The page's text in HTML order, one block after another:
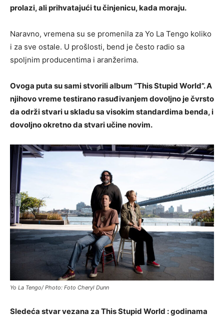
prolazi, ali prihvatajući tu činjenicu, kada moraju.
Naravno, vremena su se promenila za Yo La Tengo koliko
i za sve ostale. U prošlosti, bend je često radio sa
spoljnim producentima i aranžerima.
Ovoga puta su sami stvorili album “This Stupid World”. A
njihovo vreme testirano rasuđivanjem dovoljno je čvrsto
da održi stvari u skladu sa visokim standardima benda, i
dovoljno okretno da stvari učine novim.
Yo La Tengo/ Photo: Foto Cheryl Dunn
Sledeća stvar vezana za This Stupid World : godinama